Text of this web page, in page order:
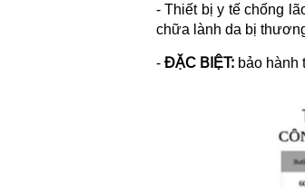
- Thiết bị y tế chống
chữa lành da bị
- ĐẶC BIỆT: bảo hành